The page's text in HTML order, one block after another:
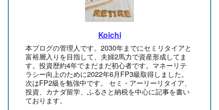
Koichi
本ブログの管理人です。2030年までにセミリタイアと
富裕層入りを目指して、夫婦2馬力で資産形成してま
す。投資歴約4年でまだまだ初心者です。マネーリテ
ラシー向上のために2022年6月FP3級取得しました。
次はFP2級を勉強中です。 セミ・アーリーリタイア、
投資、カナダ留学、ふるさと納税を中心に記事を書い
ております。